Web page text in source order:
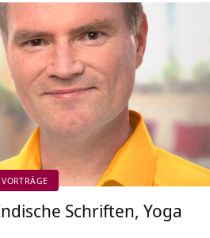
VORTRÄGE
Schriften, Yoga